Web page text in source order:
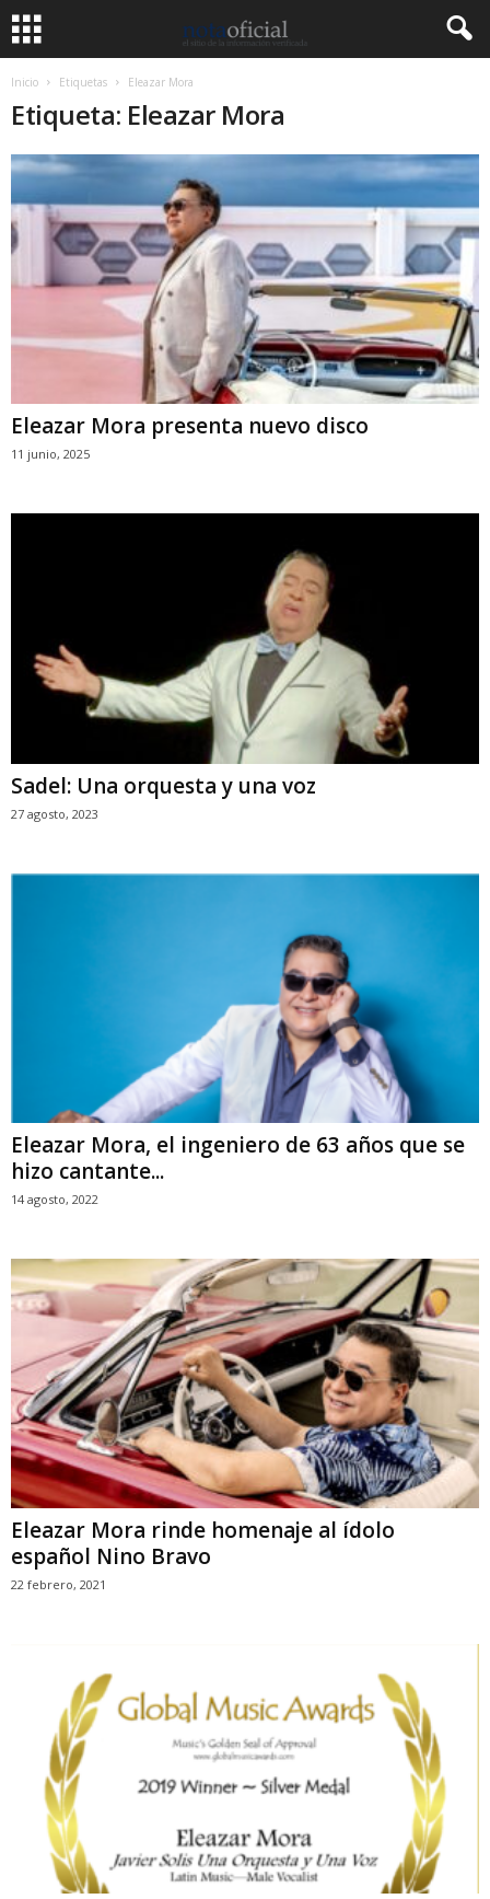
Inicio Etiquetas Eleazar Mora
Etiqueta: Eleazar Mora
Eleazar Mora presenta nuevo disco
11 junio, 2025
Sadel: Una orquesta y una voz
27 agosto, 2023
Eleazar Mora, el ingeniero de 63 años que se
hizo cantante...
14 agosto, 2022
Eleazar Mora rinde homenaje al ídolo
español Nino Bravo
22 febrero, 2021